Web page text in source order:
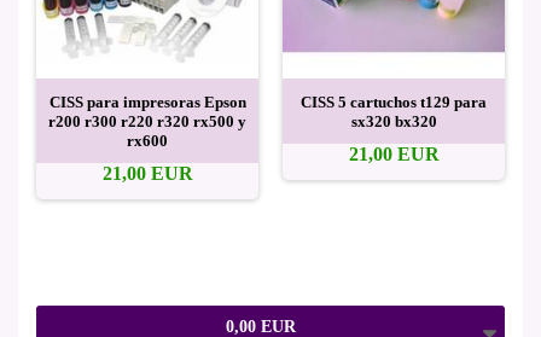
0,00 EUR
CISS para impresoras Epson
r200 r300 r220 r320 rx500 y
rx600
21,00 EUR
CISS 5 cartuchos t129 para
sx320 bx320
21,00 EUR